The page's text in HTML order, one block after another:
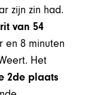
zijn zin had.
van 54
en 8 minuten
Het
2de plaats